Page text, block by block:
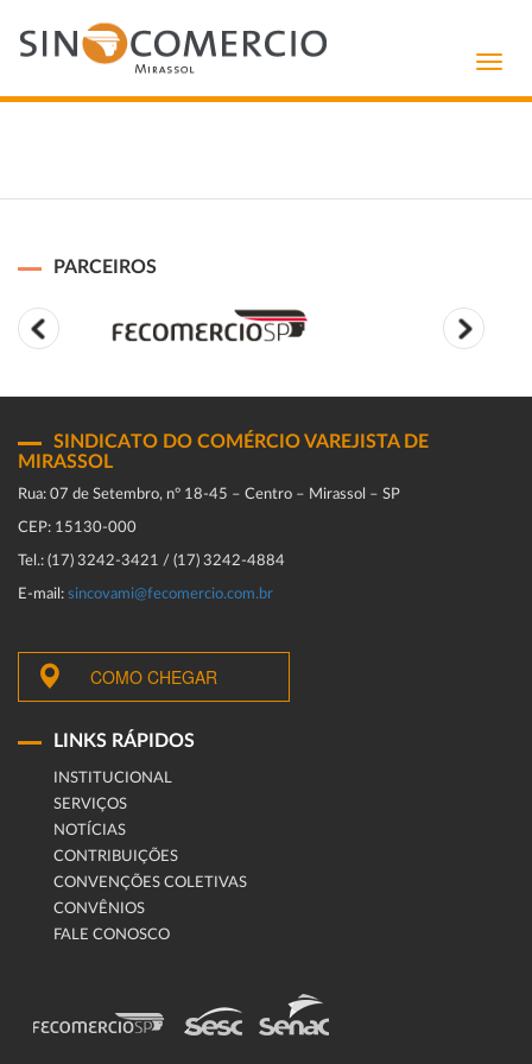
PARCEIROS
SINDICATO DO COMÉRCIO VAREJISTA DE
MIRASSOL
Rua: 07 de Setembro, n° 18-45 – Centro – Mirassol – SP
CEP: 15130-000
Tel.: (17) 3242-3421 / (17) 3242-4884
E-mail: sincovami@fecomercio.com.br
COMO CHEGAR
LINKS RÁPIDOS
INSTITUCIONAL
SERVIÇOS
NOTÍCIAS
CONTRIBUIÇÕES
CONVENÇÕES COLETIVAS
CONVÊNIOS
FALE CONOSCO